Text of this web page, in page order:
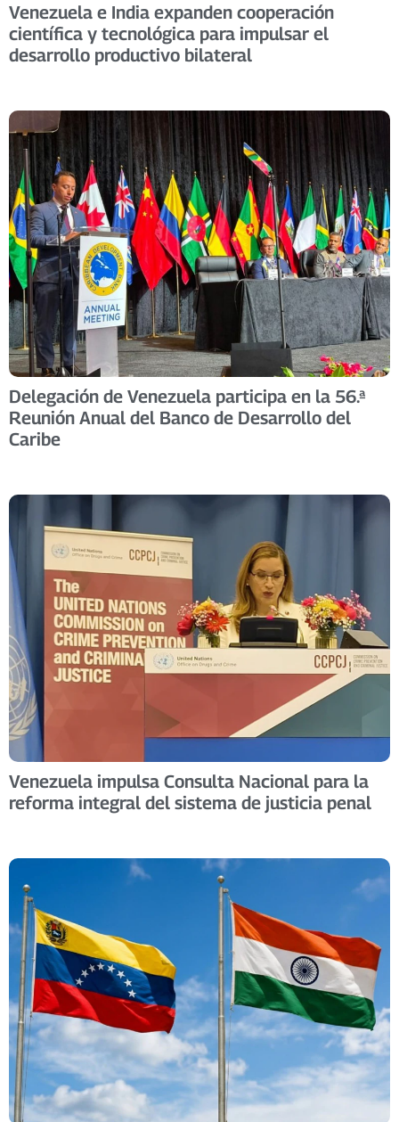
Venezuela e India expanden cooperación
científica y tecnológica para impulsar el
desarrollo productivo bilateral
Delegación de Venezuela participa en la 56.ª
Reunión Anual del Banco de Desarrollo del
Caribe
Venezuela impulsa Consulta Nacional para la
reforma integral del sistema de justicia penal